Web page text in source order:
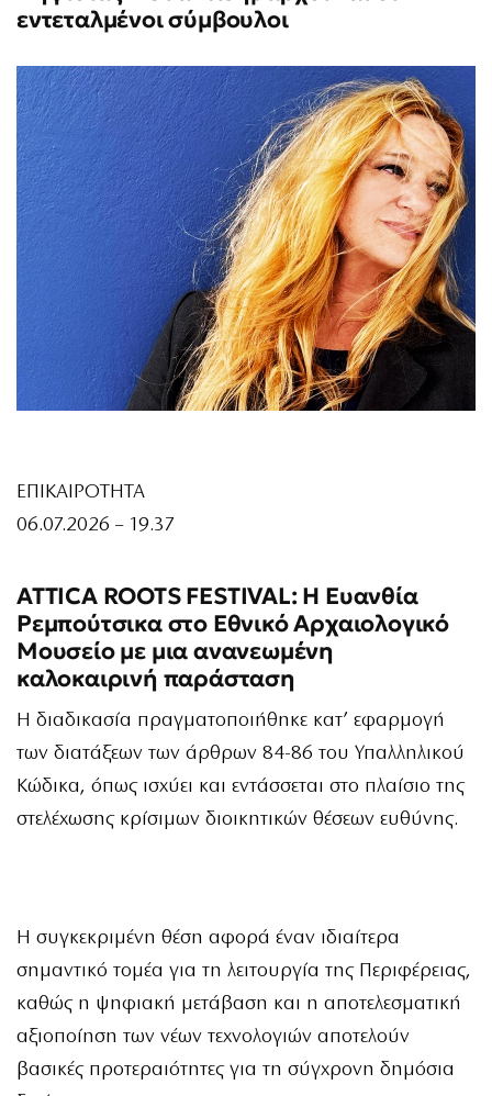
εντεταλμένοι σύμβουλοι
ΕΠΙΚΑΙΡΟΤΗΤΑ
06.07.2026 – 19.37
ATTICA ROOTS FESTIVAL: Η Ευανθία
Ρεμπούτσικα στο Εθνικό Αρχαιολογικό
Μουσείο με μια ανανεωμένη
καλοκαιρινή παράσταση
Η διαδικασία πραγματοποιήθηκε κατ’ εφαρμογή
των διατάξεων των άρθρων 84-86 του Υπαλληλικού
Κώδικα, όπως ισχύει και εντάσσεται στο πλαίσιο της
στελέχωσης κρίσιμων διοικητικών θέσεων ευθύνης.
Η συγκεκριμένη θέση αφορά έναν ιδιαίτερα
σημαντικό τομέα για τη λειτουργία της Περιφέρειας,
καθώς η ψηφιακή μετάβαση και η αποτελεσματική
αξιοποίηση των νέων τεχνολογιών αποτελούν
βασικές προτεραιότητες για τη σύγχρονη δημόσια